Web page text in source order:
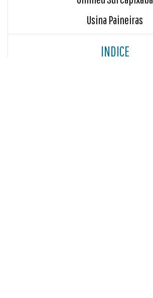
Usina Paineiras
INDICE